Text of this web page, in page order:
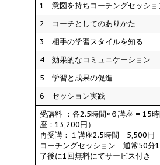
1 意図を持ちコーチングセッショ
2 コーチとしてのありかた
3 相手の学習スタイルを知る
4 効果的なコミュニケーション
5 学習と成果の促進
6 セッション実践
受講料 ：各2.5時間×６講座 = 15
座：13,200円）
再受講：１講座2.5時間 5,500円
コーチングセッション 通常50分
了後に1回無料にてサービス付き